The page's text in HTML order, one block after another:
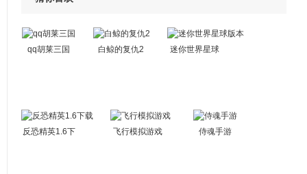
qq胡莱三国 白鲸的复仇2
迷你世界星球
反恐精英1.6下
飞行模拟游戏 侍魂手游